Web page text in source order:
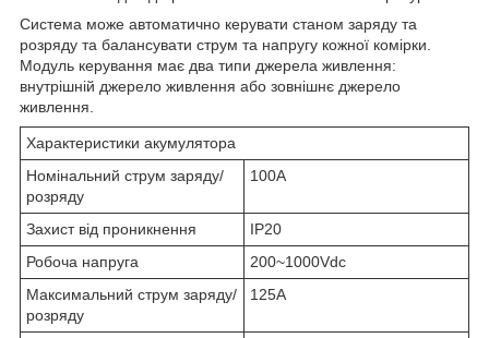
Система може автоматично керувати станом заряду та
розряду та балансувати струм та напругу кожної комірки.
Модуль керування має два типи джерела живлення:
внутрішній джерело живлення або зовнішнє джерело
живлення.
Характеристики акумулятора
Номінальний струм заряду/
розряду
100А
Захист від проникнення
IP20
Робоча напруга
200~1000Vdc
Максимальний струм заряду/
розряду
125А